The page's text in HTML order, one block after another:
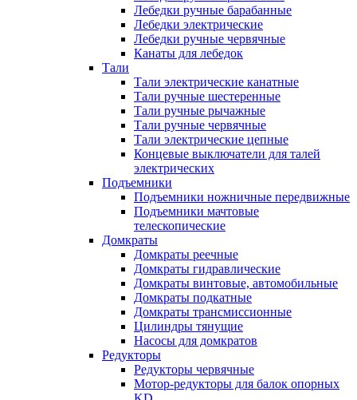
Лебедки ручные барабанные
Лебедки электрические
Лебедки ручные червячные
Канаты для лебедок
Тали
Тали электрические канатные
Тали ручные шестеренные
Тали ручные рычажные
Тали ручные червячные
Тали электрические цепные
Концевые выключатели для талей
электрических
Подъемники
Подъемники ножничные передвижные
Подъемники мачтовые
телескопические
Домкраты
Домкраты реечные
Домкраты гидравлические
Домкраты винтовые, автомобильные
Домкраты подкатные
Домкраты трансмиссионные
Цилиндры тянущие
Насосы для домкратов
Редукторы
Редукторы червячные
Мотор-редукторы для балок опорных